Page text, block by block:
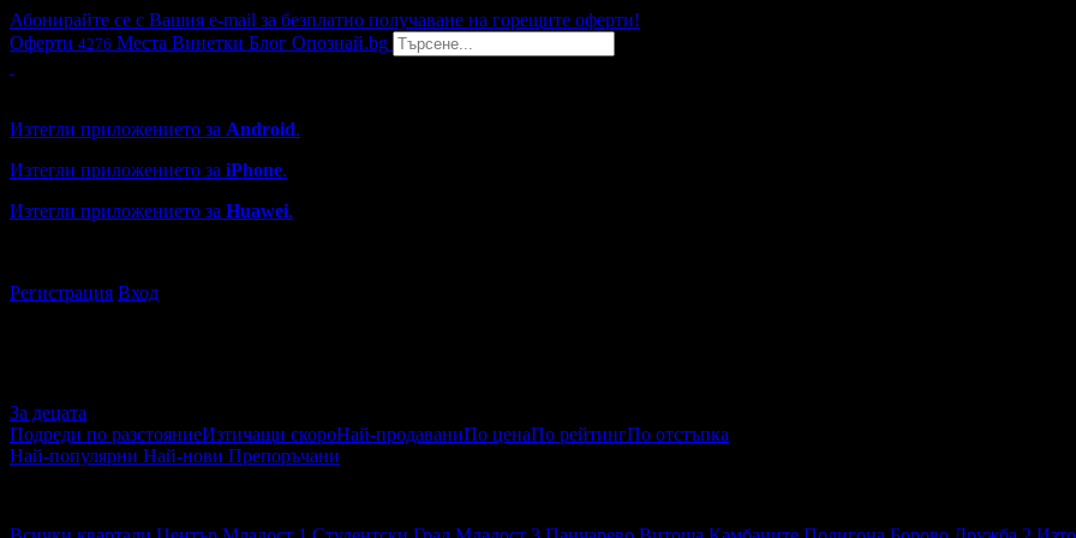
Абонирайте се с Вашия e-mail за безплатно получаване на горещите оферти!
Оферти 4276 Места Винетки Блог Опознай.bg
Изтегли приложението за Android.
Изтегли приложението за iPhone.
Изтегли приложението за Huawei.
Регистрация Вход
За децата
Подреди по разстояниеИзтичащи скороНай-продаваниПо ценаПо рейтингПо отстъпка
Най-популярни Най-нови Препоръчани